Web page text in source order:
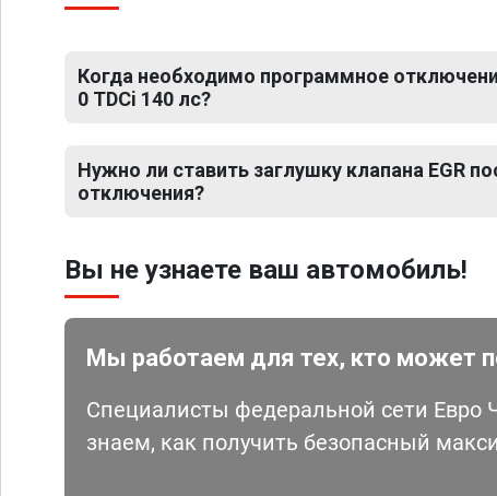
Когда необходимо программное
0 TDCi 140 лс?
Нужно ли ставить заглушку клапана EGR
отключения?
Вы не узнаете ваш автомобиль!
Мы работаем для тех, кто может
Специалисты федеральной сети Евро
знаем, как получить безопасный